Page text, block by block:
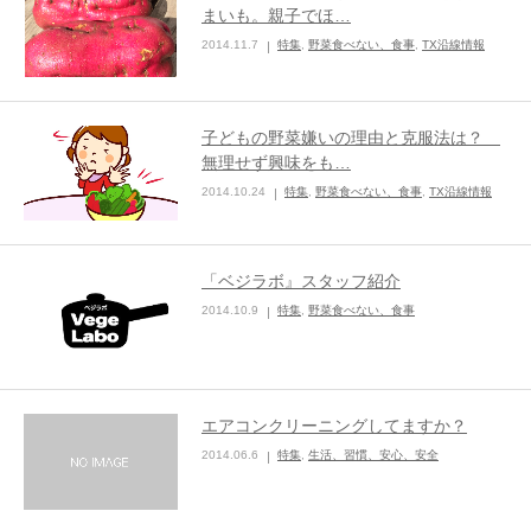
まいも。親子でほ…
2014.11.7 特集 野菜食べない、食事 TX沿線情報
子どもの野菜嫌いの理由と克服法は？
無理せず興味をも…
2014.10.24 特集 野菜食べない、食事 TX沿線情報
「ベジラボ』スタッフ紹介
2014.10.9 特集 野菜食べない、食事
エアコンクリーニングしてますか？
2014.06.6 特集, 生活、習慣、安心、安全